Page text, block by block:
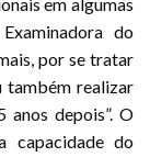
do
por se tratar
também realizar
anos depois”. O
capacidade do